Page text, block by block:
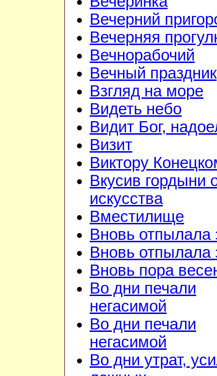
Вечерний
Вечерняя
Вечнорабочий
Вечный праздник
Взгляд на море
Видеть небо
Видит Бог,
Визит
Виктору
Вкусив гордыни
искусства
Вместилище
Вновь отпылала
Вновь отпылала
Вновь пора
Во дни печали
негасимой
Во дни печали
негасимой
Во дни утрат,